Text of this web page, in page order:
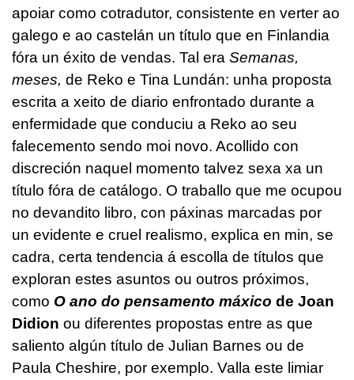
apoiar como cotradutor, consistente en verter ao
galego e ao castelán un título que en Finlandia
fóra un éxito de vendas. Tal era Semanas,
meses, de Reko e Tina Lundán: unha proposta
escrita a xeito de diario enfrontado durante a
enfermidade que conduciu a Reko ao seu
falecemento sendo moi novo. Acollido con
discreción naquel momento talvez sexa xa un
título fóra de catálogo. O traballo que me ocupou
no devandito libro, con páxinas marcadas por
un evidente e cruel realismo, explica en min, se
cadra, certa tendencia á escolla de títulos que
exploran estes asuntos ou outros próximos,
como O ano do pensamento máxico de Joan
Didion ou diferentes propostas entre as que
saliento algún título de Julian Barnes ou de
Paula Cheshire, por exemplo. Valla este limiar